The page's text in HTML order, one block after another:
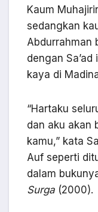
Kaum
sedangkan
Abdurrahman
dengan
kaya di
“Hartaku
dan aku akan
kamu,” kata
Auf seperti
dalam
Surga (2000).